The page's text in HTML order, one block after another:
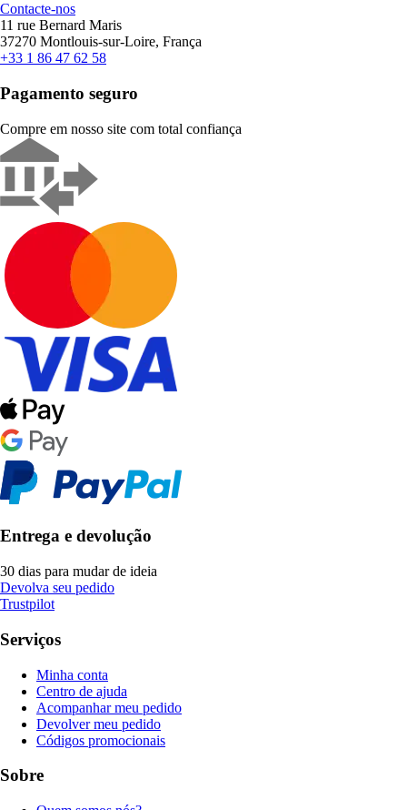
Contacte-nos
11 rue Bernard Maris
37270 Montlouis-sur-Loire, França
+33 1 86 47 62 58
Pagamento seguro
Compre em nosso site com total confiança
Entrega e devolução
30 dias para mudar de ideia
Devolva seu pedido
Trustpilot
Serviços
Minha conta
Centro de ajuda
Acompanhar meu pedido
Devolver meu pedido
Códigos promocionais
Sobre